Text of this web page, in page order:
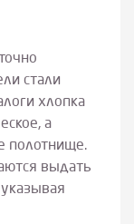
стали
хлопка
а
полотнище.
выдать